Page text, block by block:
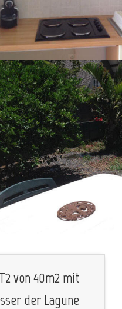
von 40m2 mit
der Lagune